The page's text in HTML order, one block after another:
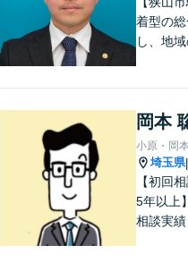
着型の
し、地
気軽に
岡本
小原・岡
埼玉県|
【初回
5年以上
相談実績